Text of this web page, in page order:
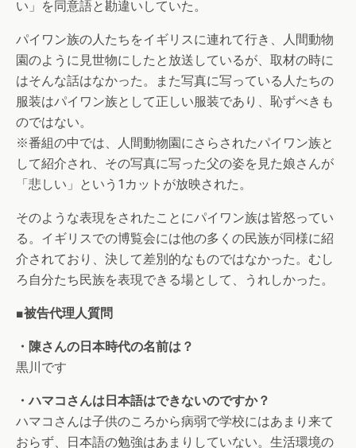
い」を同意語と勘違いしていた。
パイワン族の人たちをイギリスに連れて行き、人間動物
園のように見世物にしたと放送しているが、取材の時に
はそんな話はなかった。また写真に写っている人たちの
服装はパイワン族として正しい服装であり、恥ずべきも
のではない。
※番組の中では、人間動物園にさらされたパイワン族と
して紹介され、その写真に写った父の姿を見た娘さんが
「悲しい」という1カットが放映された。
そのような表現をされたことにパイワン族は皆怒ってい
る。イギリスでの博覧会には他の多くの民族が同様に紹
介されており、決して差別的なものではなかった。むし
ろ自分たち民族を表現できる場として、うれしかった。
■被告代理人質問
・陳さんの日本時代の名前は？
黒川です
・ハマコさんは日本語はできないのですか？
ハマコさんは子供のころから病弱で学校にはあまり来て
おらず、日本語の勉強はあまりしていない。生活環境の